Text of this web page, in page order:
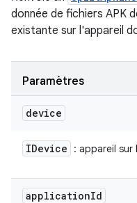
donnée de fichiers APK
existante sur l'appareil
Paramètres
device
IDevice : appareil sur
applicationId